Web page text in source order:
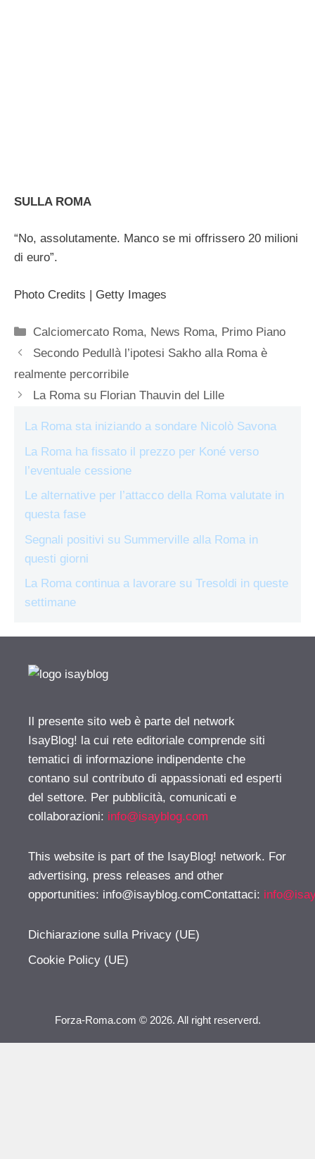
SULLA ROMA
“No, assolutamente. Manco se mi offrissero 20 milioni
di euro”.
Photo Credits | Getty Images
Categorie
Calciomercato Roma, News Roma, Primo Piano
Secondo Pedullà l’ipotesi Sakho alla Roma è
realmente percorribile
La Roma su Florian Thauvin del Lille
La Roma sta iniziando a sondare Nicolò Savona
La Roma ha fissato il prezzo per Koné verso
l’eventuale cessione
Le alternative per l’attacco della Roma valutate in
questa fase
Segnali positivi su Summerville alla Roma in
questi giorni
La Roma continua a lavorare su Tresoldi in queste
settimane
Il presente sito web è parte del network
IsayBlog! la cui rete editoriale comprende siti
tematici di informazione indipendente che
contano sul contributo di appassionati ed esperti
del settore. Per pubblicità, comunicati e
collaborazioni: info@isayblog.com
This website is part of the IsayBlog! network. For
advertising, press releases and other
opportunities: info@isayblog.comContattaci:
Dichiarazione sulla Privacy (UE)
Cookie Policy (UE)
Forza-Roma.com © 2026. All right reserverd.